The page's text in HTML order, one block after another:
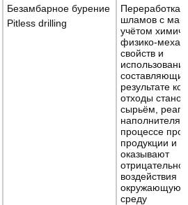
Безамбарное бурение
Pitless drilling
Переработка
шламов с
учётом
физико-
свойств и
результате
отходы
сырьём,
процессе
продукции и
оказывают
воздействия
окружающую
среду